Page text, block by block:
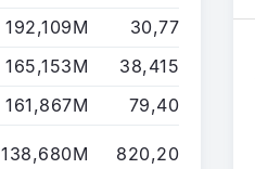
192,109M
30,77
165,153M
38,415
161,867M
79,40
138,680M 820,20